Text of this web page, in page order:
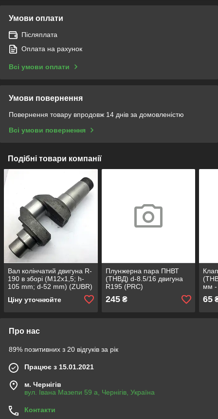
Умови оплати
Післяплата
Оплата на рахунок
Всі умови оплати
Умови повернення
Повернення товару впродовж 14 днів за домовленістю
Всі умови повернення
Подібні товари компанії
Вал колінчатий двигуна R-
190 в зборі (М12x1,5; h-
105 mm; d-52 mm) (ZUBR)
Ціну уточнюйте
Плунжерна пара ПНВТ
(ТНВД) d-8.5/16 двигуна
R195 (PRC)
245₴
мм -
65
Про нас
89% позитивних з 20 відгуків за рік
Працює з 15.01.2021
м. Чернігів
вул. Івана Мазепи 59 а, Чернігів, Україна
Контакти